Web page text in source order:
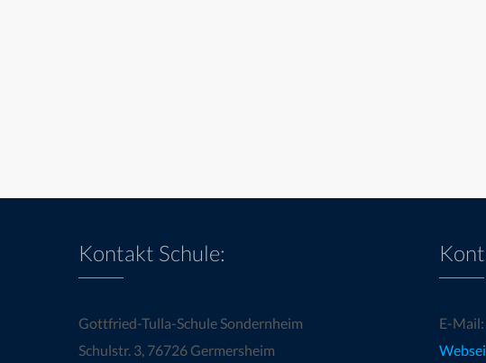
Kontakt Schule:
Gottfried-Tulla-Schule Sondernheim
Schulstr. 3, 76726 Germersheim
E-